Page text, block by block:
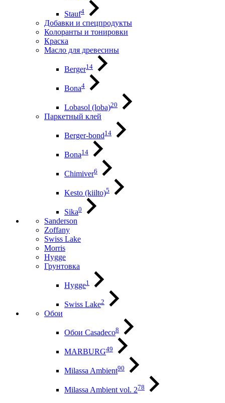
Stauf4
Добавки и спецпродукты
Колоранты и тонировки
Краска
Масло для древесины
Berger14
Bona4
Lobasol (loba)20
Паркетный клей
Berger-bond14
Bona14
Chimiver6
Kesto (kiilto)5
Sika0
Sanderson
Zoffany
Swiss Lake
Morris
Hygge
Грунтовка
Hygge1
Swiss Lake2
Обои
Обои Casadeco8
MARBURG49
Milassa Ambient90
Milassa Ambient vol. 278